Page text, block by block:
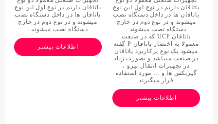
یاتاقان داریم در نوع اول این نوع
یاتاقان ها در داخل دستگاه نصب
میشوند و در نوع دوم در خارج
دستگاه نصب میشوند .
اطلاعات بیشتر
یاتاقان داریم در نوع اول این نوع
یاتاقان ها در داخل دستگاه نصب
میشوند و در نوع دوم در خارج
دستگاه نصب میشوند .
یاتاقان UCP که در صنعت
معمولا به اختصار یاتاقان P گفته
میشود یک نوع پرکاربرد یاتاقان
در صنعت میباشد و بصورت زیاد
در تجهیزات انتقال نیرو ،
گیربکس ها و … مورد استفاده
قرار میگیرند
اطلاعات بیشتر